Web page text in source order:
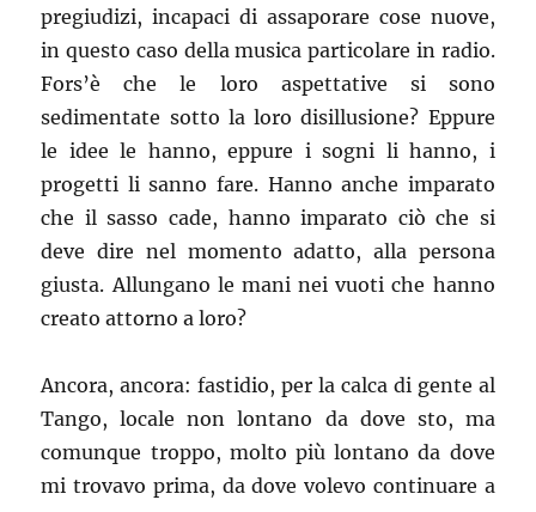
pregiudizi, incapaci di assaporare cose nuove,
in questo caso della musica particolare in radio.
Fors’è che le loro aspettative si sono
sedimentate sotto la loro disillusione? Eppure
le idee le hanno, eppure i sogni li hanno, i
progetti li sanno fare. Hanno anche imparato
che il sasso cade, hanno imparato ciò che si
deve dire nel momento adatto, alla persona
giusta. Allungano le mani nei vuoti che hanno
creato attorno a loro?
Ancora, ancora: fastidio, per la calca di gente al
Tango, locale non lontano da dove sto, ma
comunque troppo, molto più lontano da dove
mi trovavo prima, da dove volevo continuare a